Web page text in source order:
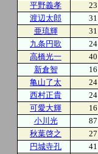
平野義孝
23
渡辺太郎
31
亜琉輝
31
九条円歌
24
高橋光一
40
新倉智
16
亀山了太
24
西村正貴
24
可愛大輝
16
小川光
87
秋葉啓之
27
円城寺孔
41